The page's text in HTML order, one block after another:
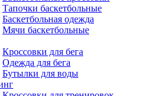
Тапочки баскетбольные
Баскетбольная одежда
Мячи баскетбольные
Кроссовки для бега
Одежда для бега
Бутылки для воды